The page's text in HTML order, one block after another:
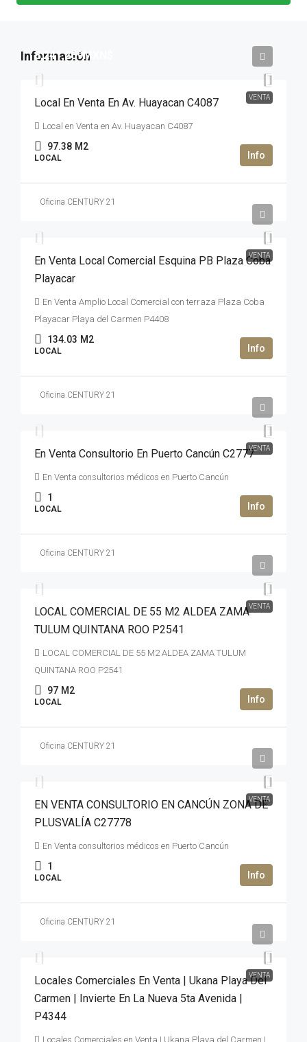
VENTA
8,241,269MXN$
Local En Venta En Av. Huayacan C4087
Local en Venta en Av. Huayacan C4087
97.38 M2
LOCAL
Oficina CENTURY 21
VENTA
En Venta Local Comercial Esquina PB Plaza Coba
Playacar
En Venta Amplio Local Comercial con terraza Plaza Coba
Playacar Playa del Carmen P4408
134.03 M2
LOCAL
Oficina CENTURY 21
VENTA
En Venta Consultorio En Puerto Cancún C2777
En Venta consultorios médicos en Puerto Cancún
1
LOCAL
Oficina CENTURY 21
VENTA
LOCAL COMERCIAL DE 55 M2 ALDEA ZAMA
TULUM QUINTANA ROO P2541
LOCAL COMERCIAL DE 55 M2 ALDEA ZAMA TULUM
QUINTANA ROO P2541
97 M2
LOCAL
Oficina CENTURY 21
VENTA
EN VENTA CONSULTORIO EN CANCÚN ZONA DE
PLUSVALÍA C27778
En Venta consultorios médicos en Puerto Cancún
1
LOCAL
Oficina CENTURY 21
VENTA
Locales Comerciales En Venta | Ukana Playa Del
Carmen | Invierte En La Nueva 5ta Avenida |
P4344
Locales Comerciales en Venta | Ukana Playa del Carmen |